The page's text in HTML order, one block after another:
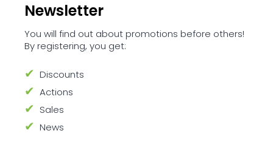
Newsletter
You will find out about promotions before others!
By registering, you get:
Discounts
Actions
Sales
News